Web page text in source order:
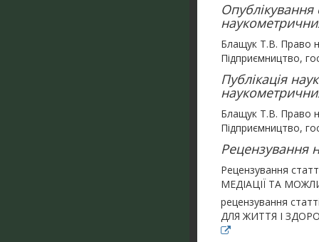
Опублікування
Блащук Т.В. Право
Підприємництво,
Публікація
Блащук Т.В. Право
Підприємництво,
Рецензування
Рецензування
МЕДІАЦІЇ ТА
рецензування
ДЛЯ ЖИТТЯ І